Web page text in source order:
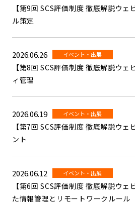
【第9回 SCS評価制度 徹底解説ウ
ル策定
2026.06.26 イベント・出展
【第8回 SCS評価制度 徹底解説ウェ
ィ管理
2026.06.19 イベント・出展
【第7回 SCS評価制度 徹底解説ウ
ント
2026.06.12 イベント・出展
【第6回 SCS評価制度 徹底解説ウ
た情報管理とリモートワークルール